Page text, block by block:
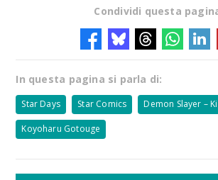
Condividi questa
In questa pagina si parla di:
Star Days Star Comics Demon Slayer –
Koyoharu Gotouge